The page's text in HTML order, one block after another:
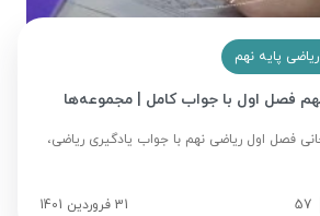
پایه نهم
فصل اول با جواب کامل | مجموعه‌ها
فصل اول ریاضی نهم با جواب یادگیری ریاضی،
57 31 فروردین 1401